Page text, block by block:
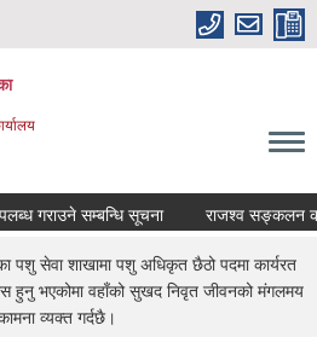
गराउने सम्बन्धि सूचना राजश्व सङ्कलन
पशु सेवा शाखामा पशु अधिकृत छैठो पदमा कार्यरत
हुनु भएकोमा वहाँको सुखद निवृत जीवनको म‌ंगलमय
व्यक्त गर्दछै।